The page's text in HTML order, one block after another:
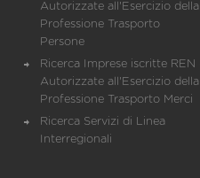
Autorizzate all'Esercizio della
Professione Trasporto
Persone
Ricerca Imprese iscritte REN
Autorizzate all'Esercizio della
Professione Trasporto Merci
Ricerca Servizi di Linea
Interregionali